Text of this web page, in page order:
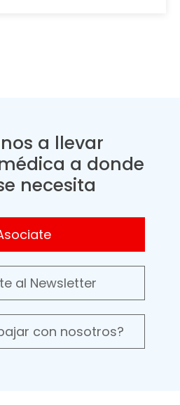
a llevar
a donde
necesita
al Newsletter
con nosotros?